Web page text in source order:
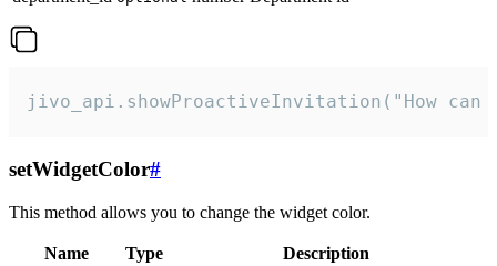
jivo_api.showProactiveInvitation("How
setWidgetColor#
This method allows you to change the widget color.
Name Type
Description